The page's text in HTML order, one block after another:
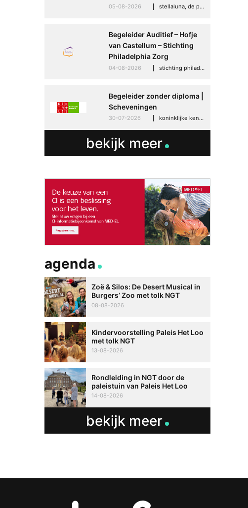
05-08-2026 stellaluna, de punt (drenthe)
Begeleider Auditief – Hofje
van Castellum – Stichting
Philadelphia Zorg
04-08-2026 stichting philadelphia zorg, den haag
Begeleider zonder diploma |
Scheveningen
30-07-2026 koninklijke kentalis, scheveningen
bekijk meer
agenda
Zoë & Silos: De Desert Musical in
Burgers’ Zoo met tolk NGT
08-08-2026
Kindervoorstelling Paleis Het Loo
met tolk NGT
13-08-2026
Rondleiding in NGT door de
paleistuin van Paleis Het Loo
14-08-2026
bekijk meer